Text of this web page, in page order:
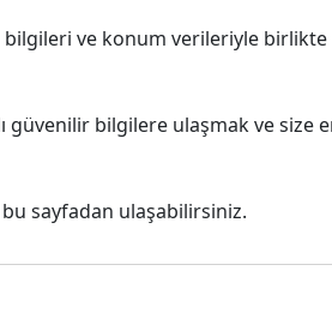
bilgileri ve konum verileriyle
güvenilir bilgilere ulaşmak ve size
bu sayfadan ulaşabilirsiniz.